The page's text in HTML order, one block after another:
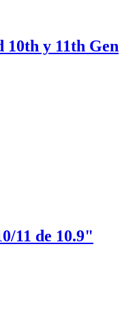
10th y 11th Gen
11 de 10.9"